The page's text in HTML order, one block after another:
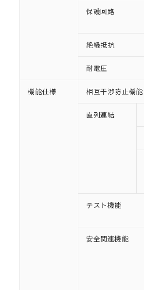
保護回路
絶縁抵抗
耐電圧
機能仕様 相互干渉防止機能
直列連結
テスト機能
安全関連機能